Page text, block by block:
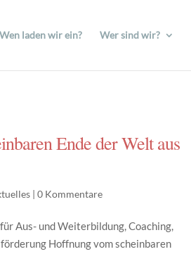
Wen laden wir ein? Wer sind wir?
Ende der Welt aus
|0 Kommentare
Aus- und Weiterbildung, Coaching,
Hoffnung vom scheinbaren